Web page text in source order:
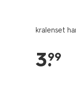
kralenset
3.
99